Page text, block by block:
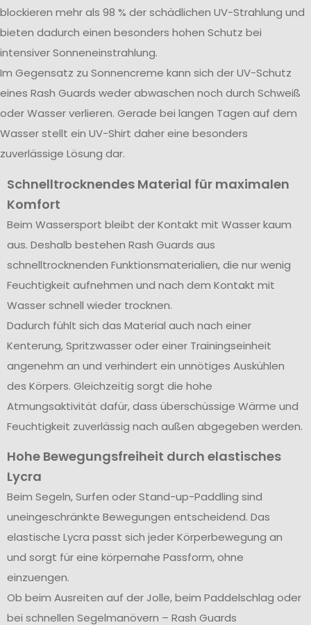
blockieren mehr als 98 % der schädlichen UV-Strahlung und
bieten dadurch einen besonders hohen Schutz bei
intensiver Sonneneinstrahlung.
Im Gegensatz zu Sonnencreme kann sich der UV-Schutz
eines Rash Guards weder abwaschen noch durch Schweiß
oder Wasser verlieren. Gerade bei langen Tagen auf dem
Wasser stellt ein UV-Shirt daher eine besonders
zuverlässige Lösung dar.
Schnelltrocknendes Material für maximalen
Komfort
Beim Wassersport bleibt der Kontakt mit Wasser kaum
aus. Deshalb bestehen Rash Guards aus
schnelltrocknenden Funktionsmaterialien, die nur wenig
Feuchtigkeit aufnehmen und nach dem Kontakt mit
Wasser schnell wieder trocknen.
Dadurch fühlt sich das Material auch nach einer
Kenterung, Spritzwasser oder einer Trainingseinheit
angenehm an und verhindert ein unnötiges Auskühlen
des Körpers. Gleichzeitig sorgt die hohe
Atmungsaktivität dafür, dass überschüssige Wärme und
Feuchtigkeit zuverlässig nach außen abgegeben werden.
Hohe Bewegungsfreiheit durch elastisches
Lycra
Beim Segeln, Surfen oder Stand-up-Paddling sind
uneingeschränkte Bewegungen entscheidend. Das
elastische Lycra passt sich jeder Körperbewegung an
und sorgt für eine körpernahe Passform, ohne
einzuengen.
Ob beim Ausreiten auf der Jolle, beim Paddelschlag oder
bei schnellen Segelmanövern – Rash Guards